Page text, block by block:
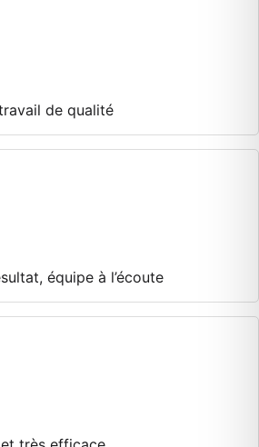
de qualité
équipe à l’écoute